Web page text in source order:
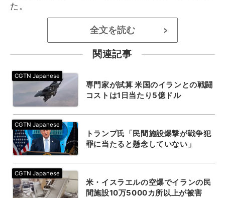
た。
全文を読む >
関連記事
専門家が試算 米国のイランとの戦闘
コストは1日当たり5億ドル
トランプ氏「民間施設爆撃が戦争犯
罪に当たると懸念していない」
米・イスラエルの空爆でイランの民
間施設10万5000カ所以上が被害